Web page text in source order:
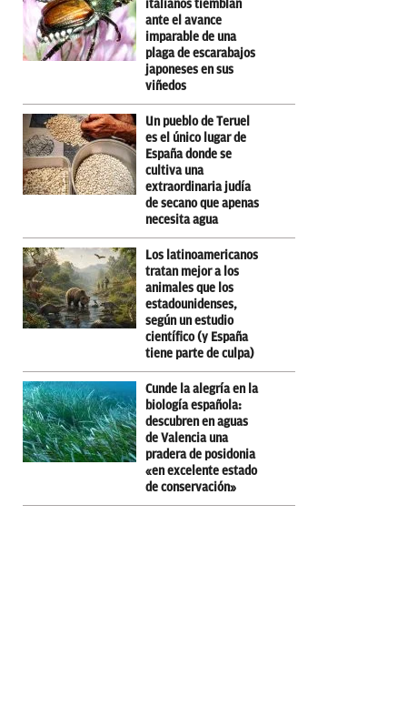
italianos tiemblan
ante el avance
imparable de una
plaga de escarabajos
japoneses en sus
viñedos
Un pueblo de Teruel
es el único lugar de
España donde se
cultiva una
extraordinaria judía
de secano que apenas
necesita agua
Los latinoamericanos
tratan mejor a los
animales que los
estadounidenses,
según un estudio
científico (y España
tiene parte de culpa)
Cunde la alegría en la
biología española:
descubren en aguas
de Valencia una
pradera de posidonia
«en excelente estado
de conservación»